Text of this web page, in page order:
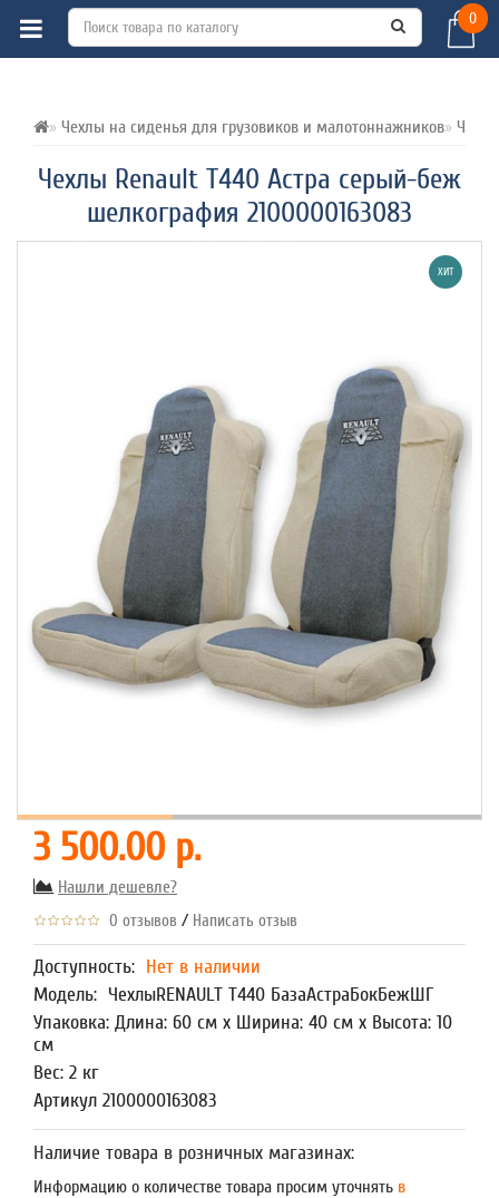
0
Чехлы на сиденья для грузовиков и малотоннажников
Чехлы Renault T440 Астра серый-беж
шелкография 2100000163083
ВСЕ О ТОВАРЕ ХАРАКТЕРИСТИКИ
ХИТ
3 500.00 р.
Нашли дешевле?
0 отзывов / Написать отзыв
Доступность: Нет в наличии
Модель: ЧехлыRENAULT T440 БазаАстраБокБежШГ
Упаковка: Длина: 60 см x Ширина: 40 см x Высота: 10
см
Вес: 2 кг
Артикул 2100000163083
Наличие товара в розничных магазинах:
Информацию о количестве товара просим уточнять в